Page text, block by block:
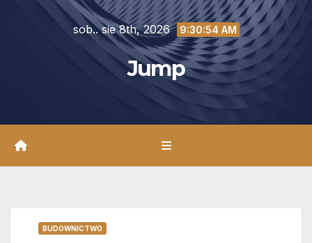
sob.. sie 8th, 2026 9:30:56 AM
Jump
BUDOWNICTWO